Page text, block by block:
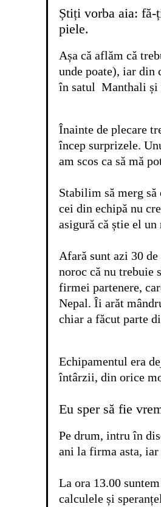
Știți vorba aia: fă-
piele.
Așa că aflăm că
unde poate), iar din
în satul Manthali și
Înainte de plecare
încep surprizele.
am scos ca să mă
Stabilim să merg să
cei din echipă nu
asigură că știe el
Afară sunt azi 30
noroc că nu trebuie
firmei partenere,
Nepal. Îi arăt
chiar a făcut parte
Echipamentul era
întârzii, din orice
Eu sper să fie
Pe drum, intru în
ani la firma asta, iar
La ora 13.00
calculele și